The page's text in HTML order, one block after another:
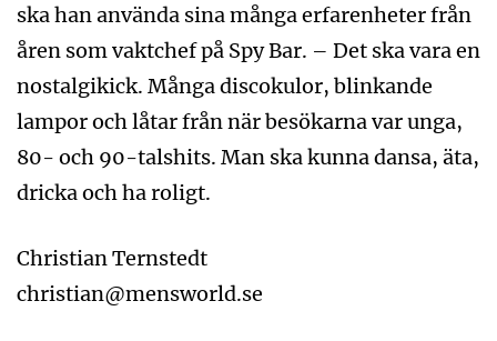
ska han använda sina många erfarenheter från
åren som vaktchef på Spy Bar. – Det ska vara en
nostalgikick. Många discokulor, blinkande
lampor och låtar från när besökarna var unga,
80- och 90-talshits. Man ska kunna dansa, äta,
dricka och ha roligt.
Christian Ternstedt
christian@mensworld.se